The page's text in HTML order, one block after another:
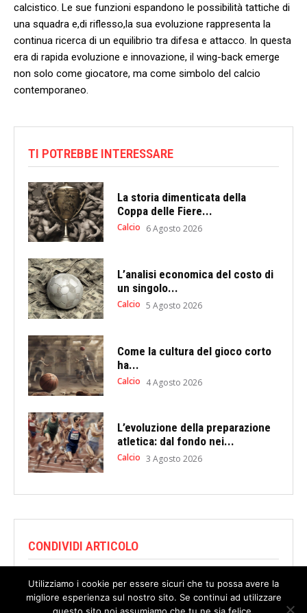
calcistico. Le sue funzioni espandono le possibilità tattiche di
una squadra ⁢e,di riflesso,la ⁣sua evoluzione rappresenta la
continua ⁢ricerca⁣ di un equilibrio tra‌ difesa e attacco. In questa
era di rapida evoluzione e ⁤innovazione, il⁤ wing-back emerge
non solo come ​giocatore, ma come simbolo del calcio
contemporaneo.
TI POTREBBE INTERESSARE
La storia dimenticata della
Coppa delle Fiere...
Calcio 6 Agosto 2026
L’analisi economica del costo di
un singolo...
Calcio 5 Agosto 2026
Come la cultura del gioco corto
ha...
Calcio 4 Agosto 2026
L’evoluzione della preparazione
atletica: dal fondo nei...
Calcio 3 Agosto 2026
CONDIVIDI ARTICOLO
Utilizziamo i cookie per essere sicuri che tu possa avere la
migliore esperienza sul nostro sito. Se continui ad utilizzare